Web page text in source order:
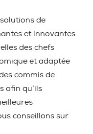
de
et innovantes
des chefs
et adaptée
commis de
afin qu’ils
conseillons sur